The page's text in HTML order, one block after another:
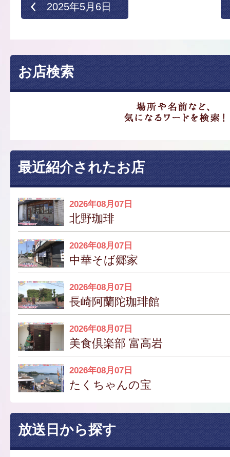
2025年5月6日
お店検索
最近紹介されたお店
2026年08月07日
北野珈琲
2026年08月07日
中華そば郷家
2026年08月07日
長崎阿蘭陀珈琲館
2026年08月07日
美食倶楽部 富高岩
2026年08月07日
たくちゃんの宝
放送日から探す